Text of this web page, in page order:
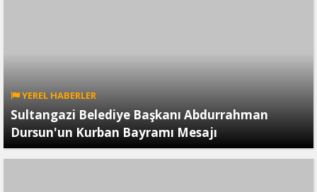
YEREL HABERLER
Sultangazi Belediye Başkanı Abdurrahman
Dursun'un Kurban Bayramı Mesajı